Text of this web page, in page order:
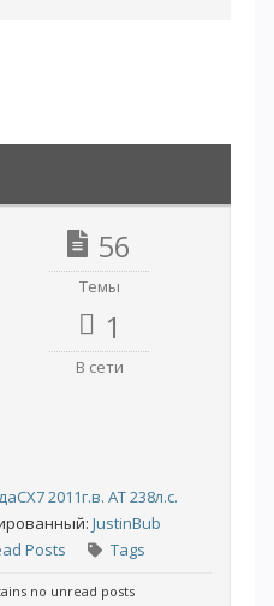
56
Темы
1
В сети
2011г.в. АТ 238л.с.
JustinBub
Posts Tags
no unread posts